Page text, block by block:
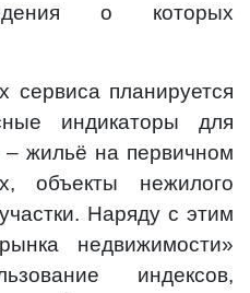
о которых
планируется
индикаторы для
– жильё на первичном
объекты нежилого
Наряду с этим
недвижимости»
индексов,